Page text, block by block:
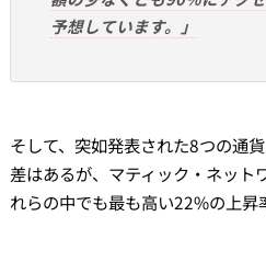
予想しています。」
そして、突如発表された8つの通
差はあるが、マティック・ネット
れらの中でも最も高い22%の上昇